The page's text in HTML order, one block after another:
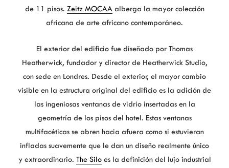
de 11 pisos. Zeitz MOCAAalberga la mayor colección
africana de arte africano contemporáneo.
El exterior del edificio fue diseñado por Thomas
Heatherwick, fundador y director de Heatherwick Studio,
con sede en Londres. Desde el exterior, el mayor cambio
visible en la estructura original del edificio es la adición de
las ingeniosas ventanas de vidrio insertadas en la
geometría de los pisos del hotel. Estas ventanas
multifacéticas se abren hacia afuera como si estuvieran
infladas suavemente que le dan un diseño realmente único
y extraordinario. The Siloes la definición del lujo industrial